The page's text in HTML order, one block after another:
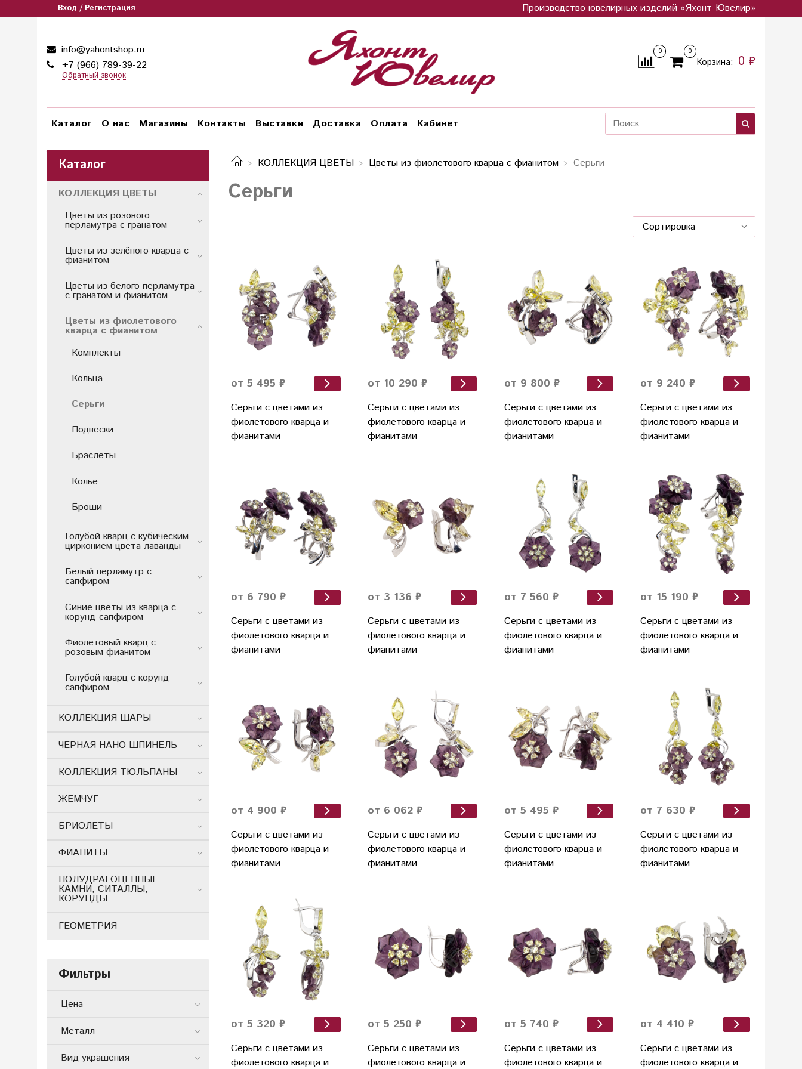
Вход / Регистрация Производство ювелирных изделий «Яхонт-Ювелир»
info@yahontshop.ru
+7 (966) 789-39-22
Обратный звонок
0 0
Корзина: 0 ₽
Каталог О нас Магазины Контакты Выставки Доставка Оплата Кабинет
КОЛЛЕКЦИЯ ЦВЕТЫ Цветы из фиолетового кварца с фианитом Серьги
Серьги
от 5 495 ₽
Серьги с цветами из
фиолетового кварца и
фианитами
от 10 290 ₽
Серьги с цветами из
фиолетового кварца и
фианитами
от 9 800 ₽
Серьги с цветами из
фиолетового кварца и
фианитами
от 9 240 ₽
Серьги с цветами из
фиолетового кварца и
фианитами
от 6 790 ₽
Серьги с цветами из
фиолетового кварца и
фианитами
от 3 136 ₽
Серьги с цветами из
фиолетового кварца и
фианитами
от 7 560 ₽
Серьги с цветами из
фиолетового кварца и
фианитами
от 15 190 ₽
Серьги с цветами из
фиолетового кварца и
фианитами
от 4 900 ₽
Серьги с цветами из
фиолетового кварца и
фианитами
от 6 062 ₽
Серьги с цветами из
фиолетового кварца и
фианитами
от 5 495 ₽
Серьги с цветами из
фиолетового кварца и
фианитами
от 7 630 ₽
Серьги с цветами из
фиолетового кварца и
фианитами
от 5 320 ₽
Серьги с цветами из
фиолетового кварца и
от 5 250 ₽
Серьги с цветами из
фиолетового кварца и
от 5 740 ₽
Серьги с цветами из
фиолетового кварца и
от 4 410 ₽
Серьги с цветами из
фиолетового кварца и
Каталог
КОЛЛЕКЦИЯ ЦВЕТЫ
Цветы из розового
перламутра с гранатом
Цветы из зелёного кварца с
фианитом
Цветы из белого перламутра
с гранатом и фиaнитом
Цветы из фиолетового
кварца с фианитом
Комплекты
Кольца
Серьги
Подвески
Браслеты
Колье
Броши
Голубой кварц с кубическим
цирконием цвета лаванды
Белый перламутр с
сапфиром
Синие цветы из кварца с
корунд-сапфиром
Фиолетовый кварц с
розовым фианитом
Голубой кварц с корунд
сапфиром
КОЛЛЕКЦИЯ ШАРЫ
ЧЕРНАЯ НАНО ШПИНЕЛЬ
КОЛЛЕКЦИЯ ТЮЛЬПАНЫ
ЖЕМЧУГ
БРИОЛЕТЫ
ФИАНИТЫ
ПОЛУДРАГОЦЕННЫЕ
КАМНИ, СИТАЛЛЫ,
КОРУНДЫ
ГЕОМЕТРИЯ
Фильтры
Цена
Металл
Вид украшения